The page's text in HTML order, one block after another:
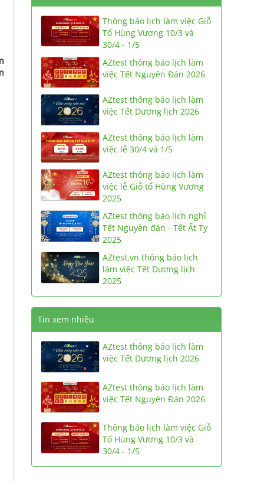
Thông báo lịch làm việc Giỗ
Tổ Hùng Vương 10/3 và
30/4 - 1/5
AZtest thông báo lịch làm
việc Tết Nguyên Đán 2026
AZtest thông báo lịch làm
việc Tết Dương lịch 2026
AZtest thông báo lịch làm
việc lễ 30/4 và 1/5
AZtest thông báo lịch làm
việc lễ Giỗ tổ Hùng Vương
2025
AZtest thông báo lịch nghỉ
Tết Nguyên đán - Tết Ất Tỵ
2025
AZtest.vn thông báo lịch
làm việc Tết Dương lịch
2025
Tin xem nhiều
AZtest thông báo lịch làm
việc Tết Dương lịch 2026
AZtest thông báo lịch làm
việc Tết Nguyên Đán 2026
Thông báo lịch làm việc Giỗ
Tổ Hùng Vương 10/3 và
30/4 - 1/5